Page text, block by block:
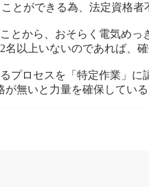
とができる為、法定資格
とから、おそらく電気めっ
以上いないのであれば、
プロセスを「特定作業」
無いと力量を確保してい